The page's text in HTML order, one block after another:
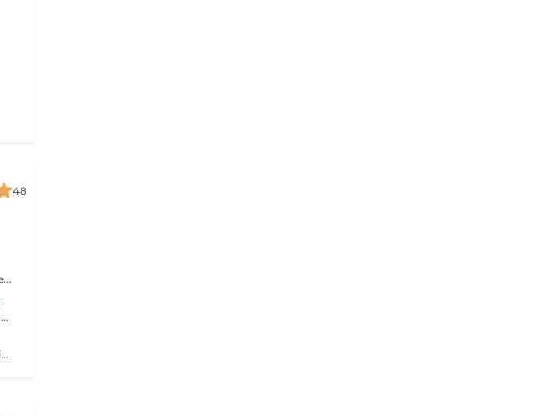
48
Die Behandlung beginnt mit einer intensiven Reinigung und einem Gesichtswasser das Ihre Haut neutralisiert und beruhigt. Make-Up und Umwelteinflüsse werden sanft entfernt. Bei der anschließenden Behandlung werden ausschließlich auf die Bedürfnisse Ihrer Haut abgestimmte Produkte verwendet. Mit einem Peeling werden die oberste Zelllagen der Haut abgetragen und die Poren werden geöffnet. Unreinheiten der Haut werden professionell und sanft entfernt. Nach der Tiefenausreinigung freut sich die Haut auf eine entspannende Massage bei der Sie die Augen schließen dürfen und einfach nur genießen können. Eine wirkstoffreiche Maske rundet alles ab. Mit einer Pflegenden Creme wird die Behandlung abgeschlossen und Sie können entspannt in Ihren weiteren Tag starten. Diese Behandlung ist für alle Hauttypen geeignet.
Aroma Expert - für die besonderen Pflegeansprüche Die Expert-Behandlungen sind die exklusivsten Decleor Behandlungen für höchste Pflegeansprüche. Neben den Ihrem Hauttyp entsprechenden Aromessencen und Baumes werden die konzentrierten Spezialmasken, die kurz vor dem Auftragen verrührt werden, in das Behandlungsritual integriert. - Maske Hydra Force für feuchtigkeitsarme Haut - Maske Aroma Lisse für sehr müde Haut - Maske Mate and Pure für Misch- und ölige Haut - Maske Harmonie Douceur Expert für empfindliche Haut Elemente der Aroma Expert Behandlung: Reinigungsritual (Reinigung, Intensivreinigung, mildes Peeling), Tiefenausreinigung und Massage für Gesicht, Hals und Dekolleté,Tagespflege. Diese Behandlung ist für alle Hauttypen geeignet.
GesichtAromassage - für Wohlbefinden auf höchstem Niveau Dies ist eine sanfte Massagebehandlung für alle, die Stressabbau, Beruhigung und Entspannung suchen, für entspannte Gesichtszüge und einen leuchtenden Teint. Genießen Sie die wohltuende Kraft Ätherischer Öle. Elemente der Aromassage Behandlung: Reinigungsritual (Reinigung, Intensivreinigung, mildes Peeling), Massage für Gesicht, Hals und Dekolleté, Maske, Tagespflege. Diese Behandlung ist für alle Hauttypen geeignet.